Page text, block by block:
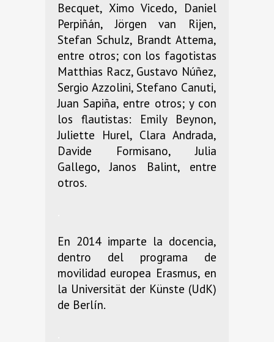
Becquet, Ximo Vicedo, Daniel
Perpiñán, Jörgen van Rijen,
Stefan Schulz, Brandt Attema,
entre otros; con los fagotistas
Matthias Racz, Gustavo Núñez,
Sergio Azzolini, Stefano Canuti,
Juan Sapiña, entre otros; y con
los flautistas: Emily Beynon,
Juliette Hurel, Clara Andrada,
Davide Formisano, Julia
Gallego, Janos Balint, entre
otros.
En 2014 imparte la docencia,
dentro del programa de
movilidad europea Erasmus, en
la Universität der Künste (UdK)
de Berlín.